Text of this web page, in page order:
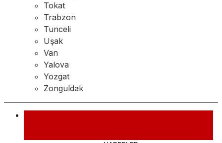
Tokat
Trabzon
Tunceli
Uşak
Van
Yalova
Yozgat
Zonguldak